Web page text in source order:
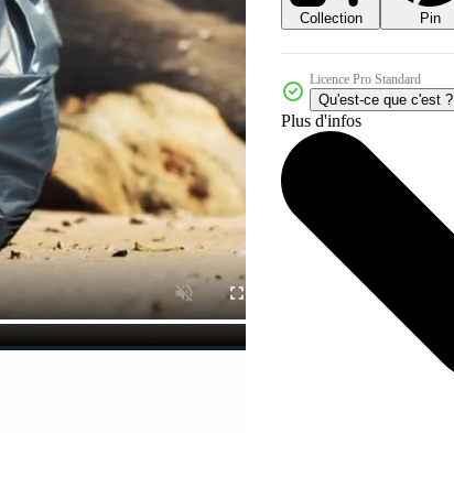
Collection Pin
Licence Pro Standard
Qu'est-ce que c'est ?
Plus d'infos